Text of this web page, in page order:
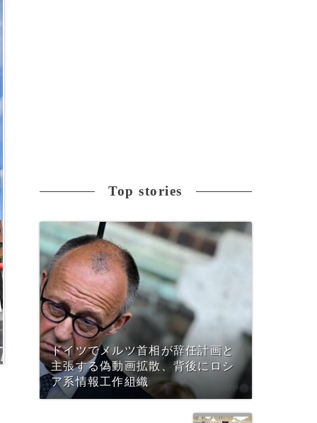
Top stories
ドイツでメルツ首相が辞任計画と
主張する偽動画拡散、背後にロシ
ア系情報工作組織